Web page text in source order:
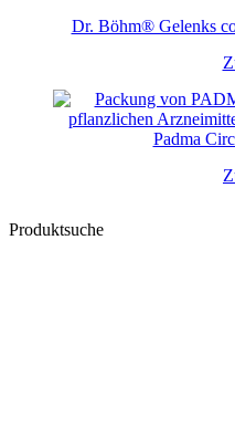
Dr. Böhm® Gelenks
Padma
Produktsuche